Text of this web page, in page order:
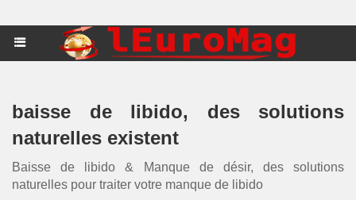
baisse de libido, des solutions
naturelles existent
Baisse de libido & Manque de désir, des solutions
naturelles pour traiter votre manque de libido